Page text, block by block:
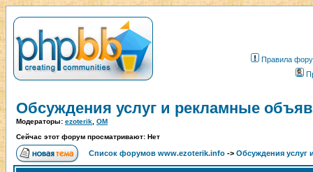
Правила
Обсуждения услуг и рекламные
Модераторы: ezoterik OM
Сейчас этот форум просматривают: Нет
Список форумов www.ezoterik.info -> Обсуждения услуг